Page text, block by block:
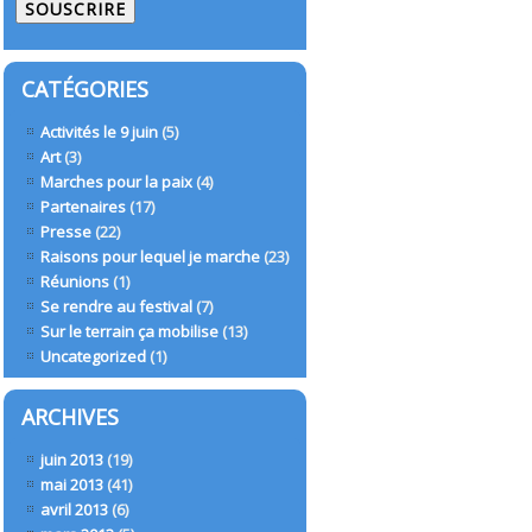
CATÉGORIES
Activités le 9 juin (5)
Art(3)
Marches pour la paix (4)
Partenaires (17)
Presse (22)
Raisons pour lequel je marche (23)
Réunions (1)
Se rendre au festival (7)
Sur le terrain ça mobilise (13)
Uncategorized (1)
ARCHIVES
juin 2013 (19)
mai 2013 (41)
avril 2013 (6)